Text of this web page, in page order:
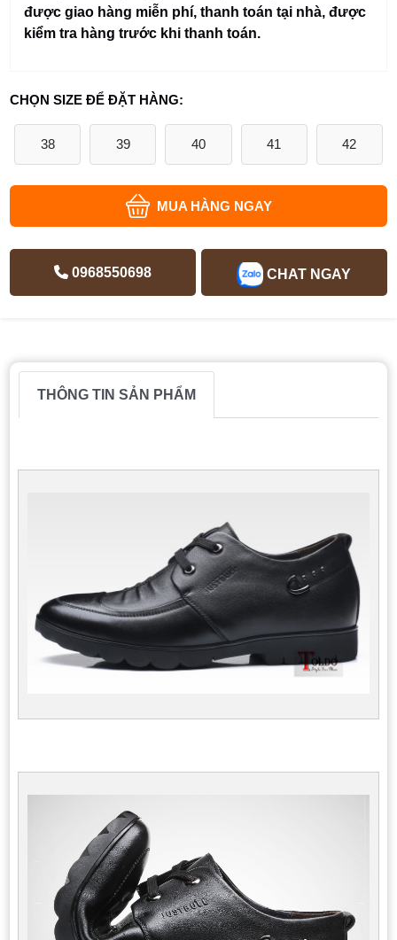
được giao hàng miễn phí, thanh toán tại nhà, được
kiểm tra hàng trước khi thanh toán.
CHỌN SIZE ĐỂ ĐẶT HÀNG:
38 39 40 41 42
MUA HÀNG NGAY
0968550698 CHAT NGAY
THÔNG TIN SẢN PHẨM